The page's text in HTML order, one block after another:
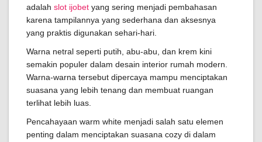
adalah slot ijobet yang sering menjadi pembahasan
karena tampilannya yang sederhana dan aksesnya
yang praktis digunakan sehari-hari.
Warna netral seperti putih, abu-abu, dan krem kini
semakin populer dalam desain interior rumah modern.
Warna-warna tersebut dipercaya mampu menciptakan
suasana yang lebih tenang dan membuat ruangan
terlihat lebih luas.
Pencahayaan warm white menjadi salah satu elemen
penting dalam menciptakan suasana cozy di dalam